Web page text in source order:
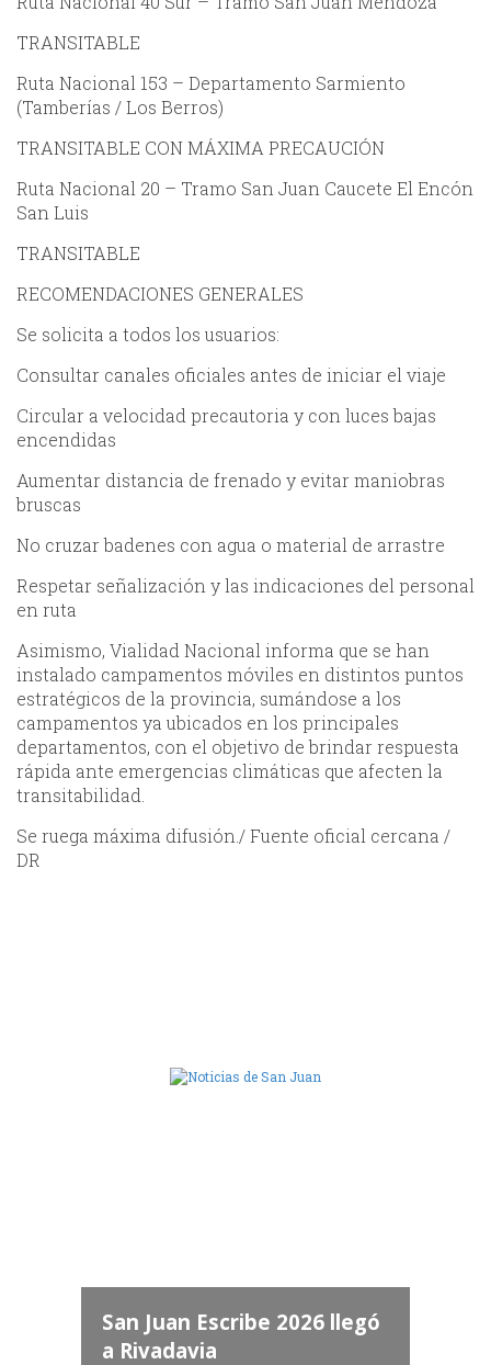
TRANSITABLE
Ruta Nacional 153 – Departamento Sarmiento
(Tamberías / Los Berros)
TRANSITABLE CON MÁXIMA PRECAUCIÓN
Ruta Nacional 20 – Tramo San Juan Caucete El Encón
San Luis
TRANSITABLE
RECOMENDACIONES GENERALES
Se solicita a todos los usuarios:
Consultar canales oficiales antes de iniciar el viaje
Circular a velocidad precautoria y con luces bajas
encendidas
Aumentar distancia de frenado y evitar maniobras
bruscas
No cruzar badenes con agua o material de arrastre
Respetar señalización y las indicaciones del personal
en ruta
Asimismo, Vialidad Nacional informa que se han
instalado campamentos móviles en distintos puntos
estratégicos de la provincia, sumándose a los
campamentos ya ubicados en los principales
departamentos, con el objetivo de brindar respuesta
rápida ante emergencias climáticas que afecten la
transitabilidad.
Se ruega máxima difusión./ Fuente oficial cercana /
DR
San Juan Escribe 2026 llegó
a Rivadavia